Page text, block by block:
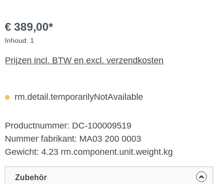
€ 389,00*
Inhoud: 1
Prijzen incl. BTW en excl. verzendkosten
rm.detail.temporarilyNotAvailable
Productnummer: DC-100009519
Nummer fabrikant: MA03 200 0003
Gewicht: 4.23 rm.component.unit.weight.kg
Zubehör